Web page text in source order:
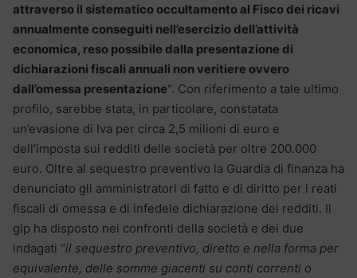
attraverso il sistematico occultamento al Fisco dei ricavi
annualmente conseguiti nell’esercizio dell’attività
economica, reso possibile dalla presentazione di
dichiarazioni fiscali annuali non veritiere ovvero
dall’omessa presentazione“. Con riferimento a tale ultimo
profilo, sarebbe stata, in particolare, constatata
un’evasione di Iva per circa 2,5 milioni di euro e
dell’imposta sui redditi delle società per oltre 200.000
euro. Oltre al sequestro preventivo la Guardia di finanza ha
denunciato gli amministratori di fatto e di diritto per i reati
fiscali di omessa e di infedele dichiarazione dei redditi. Il
gip ha disposto nei confronti della società e dei due
indagati “il sequestro preventivo, diretto e nella forma per
equivalente, delle somme giacenti su conti correnti o